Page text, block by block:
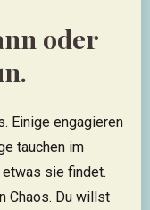
oder
Einige engagieren
tauchen im
sie findet.
Chaos. Du willst